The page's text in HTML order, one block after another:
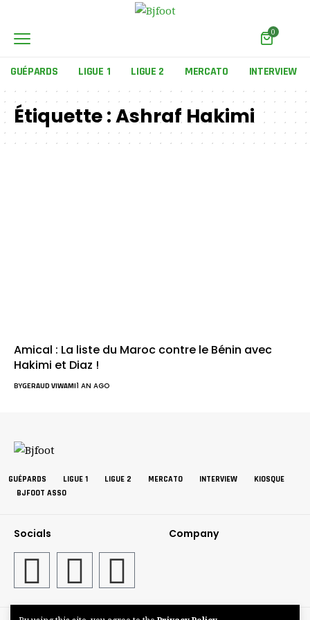
0
GUÉPARDS LIGUE 1 LIGUE 2 MERCATO INTERVIEW
Étiquette :Ashraf Hakimi
Amical : La liste du Maroc contre le Bénin avec
Hakimi et Diaz !
BYGERAUD VIWAMI1 AN AGO
GUÉPARDS LIGUE 1 LIGUE 2 MERCATO INTERVIEW
KIOSQUE
BJFOOT ASSO
Socials Company